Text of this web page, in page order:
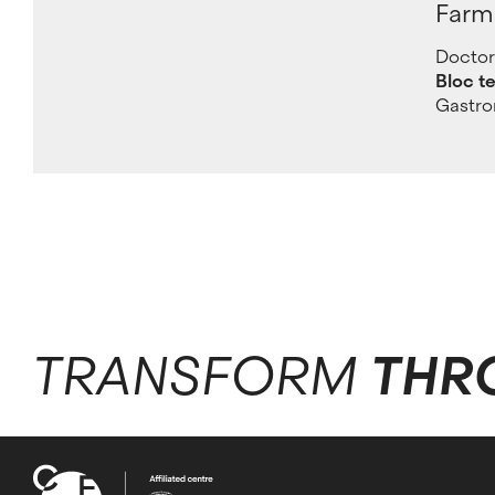
Bloc
TRANSFORM